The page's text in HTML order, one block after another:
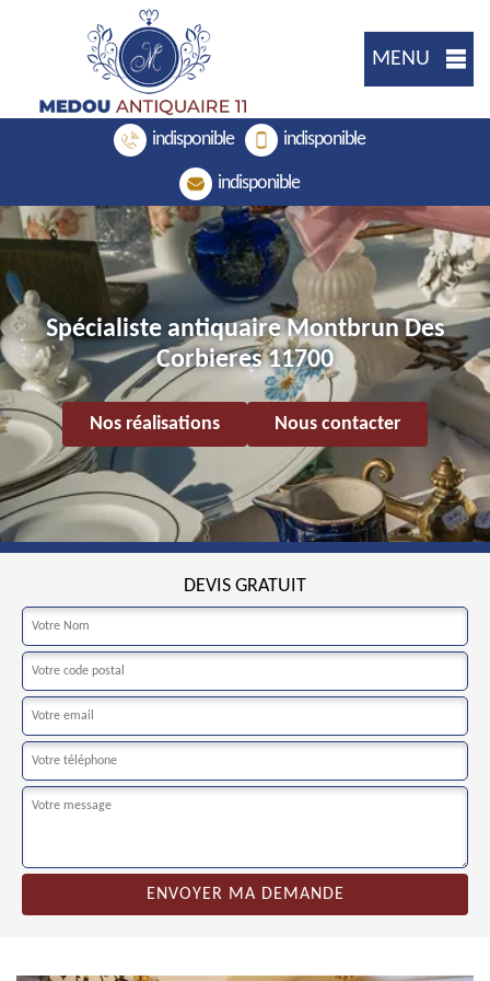
MENU
indisponible indisponible
indisponible
Spécialiste antiquaire Montbrun Des
Corbieres 11700
Nos réalisations Nous contacter
DEVIS GRATUIT